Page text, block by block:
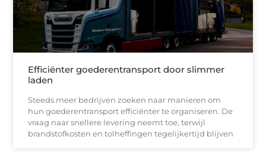
Efficiënter goederentransport door slimmer
laden
Steeds meer bedrijven zoeken naar manieren om
hun goederentransport efficiënter te organiseren. De
vraag naar snellere levering neemt toe, terwijl
brandstofkosten en tolheffingen tegelijkertijd blijven